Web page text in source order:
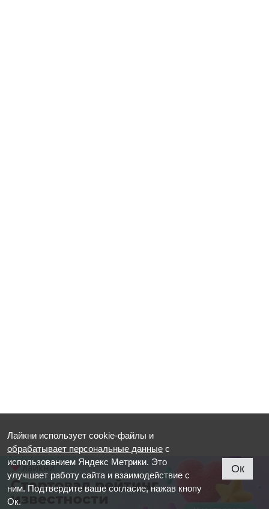
Лайкни использует cookie-файлы и
обрабатывает персональные данные с
использованием Яндекс Метрики. Это
улучшает работу сайта и взаимодействие с
ним. Подтвердите ваше согласие, нажав кнопу
Ок.
Ок